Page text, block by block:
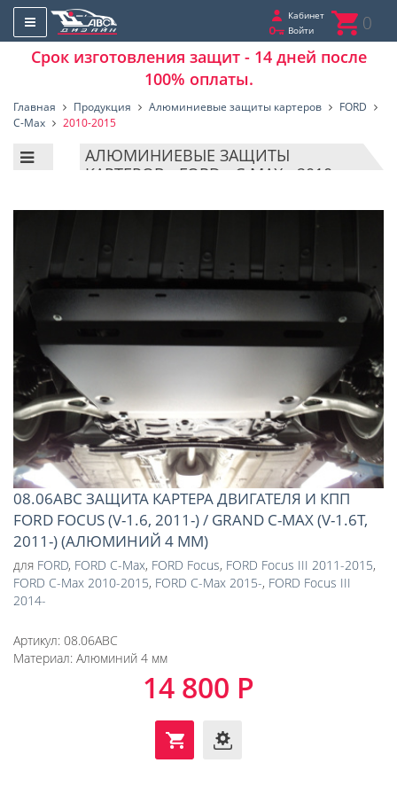
Кабинет
Войти
0
Срок изготовления защит - 14 дней после
100% оплаты.
Главная Продукция Алюминиевые защиты картеров
FORD
C-Max
2010-2015
АЛЮМИНИЕВЫЕ ЗАЩИТЫ
КАРТЕРОВ - FORD - C-MAX - 2010-
08.06ABC ЗАЩИТА КАРТЕРА ДВИГАТЕЛЯ И КПП
FORD FOCUS (V-1.6, 2011-) / GRAND C-MAX (V-1.6T,
2011-) (АЛЮМИНИЙ 4 ММ)
для FORD, FORD C-Max, FORD Focus, FORD Focus III 2011-2015,
FORD C-Max 2010-2015, FORD C-Max 2015-, FORD Focus III
2014-
Артикул: 08.06ABC
Материал: Алюминий 4 мм
14 800 Р